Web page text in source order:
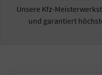
Unsere Kfz-
und garantiert